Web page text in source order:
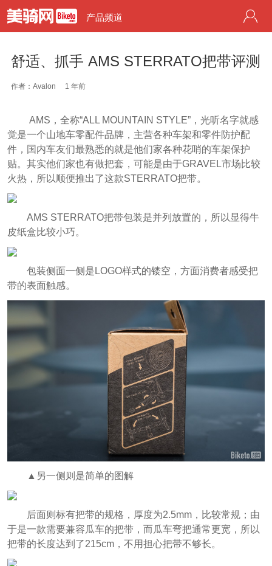
产品频道
舒适、抓手 AMS STERRATO把带评测
作者：Avalon 1 年前
AMS，全称“ALL MOUNTAIN STYLE”，光听名字就感
觉是一个山地车零配件品牌，主营各种车架和零件防护配
件，国内车友们最熟悉的就是他们家各种花哨的车架保护
贴。其实他们家也有做把套，可能是由于GRAVEL市场比较
火热，所以顺便推出了这款STERRATO把带。
AMS STERRATO把带包装是并列放置的，所以显得牛
皮纸盒比较小巧。
包装侧面一侧是LOGO样式的镂空，方面消费者感受把
带的表面触感。
▲另一侧则是简单的图解
后面则标有把带的规格，厚度为2.5mm，比较常规；由
于是一款需要兼容瓜车的把带，而瓜车弯把通常更宽，所以
把带的长度达到了215cm，不用担心把带不够长。